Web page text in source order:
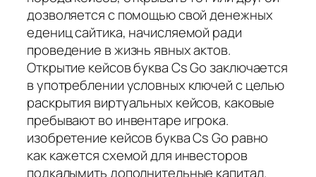
дозволяется с помощью свой денежных
едениц сайтика, начисляемой ради
проведение в жизнь явных актов.
Открытие кейсов буква Cs Go заключается
в употреблении условных ключей с целью
раскрытия виртуальных кейсов, каковые
пребывают во инвентаре игрока.
изобретение кейсов буква Cs Go равно
как кажется схемой для инвесторов
подкалымить дополнительные капитал.